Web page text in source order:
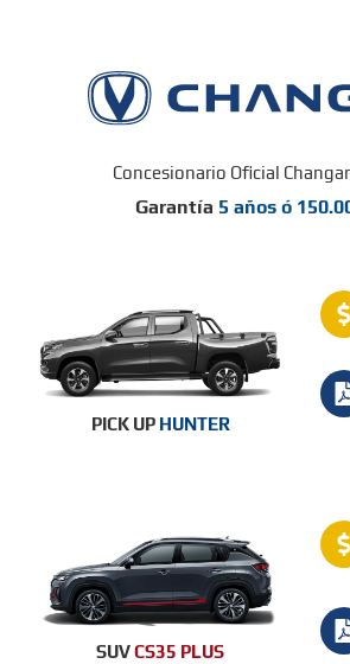
Concesionario Oficial
Garantía 5 años ó
PICK UPHUNTER
SUVCS35 PLUS